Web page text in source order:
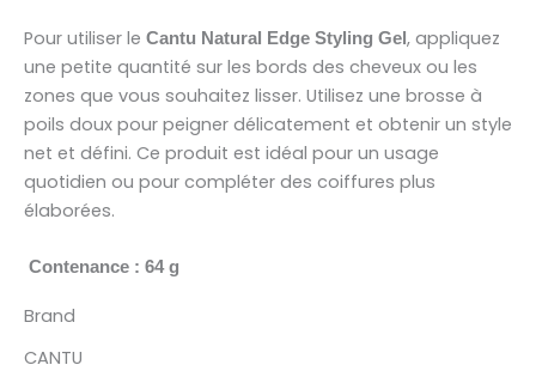
Pour utiliser le Cantu Natural Edge Styling Gel , appliquez
une petite quantité sur les bords des cheveux ou les
zones que vous souhaitez lisser. Utilisez une brosse à
poils doux pour peigner délicatement et obtenir un style
net et défini. Ce produit est idéal pour un usage
quotidien ou pour compléter des coiffures plus
élaborées.
Contenance : 64 g
Brand
CANTU